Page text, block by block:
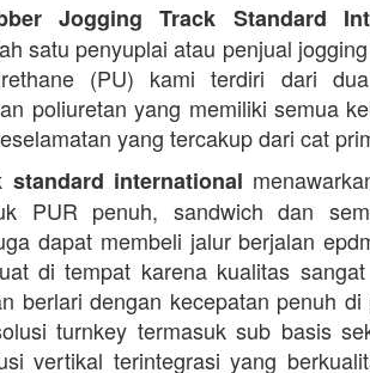
Jogging Track Standard
satu penyuplai atau penjual
(PU) kami terdiri dari
poliuretan yang memiliki semua
yang tercakup dari cat
international
PUR penuh, sandwich dan
dapat membeli jalur berjalan
di tempat karena kualitas
berlari dengan kecepatan penuh
turnkey termasuk sub basis
vertikal terintegrasi yang